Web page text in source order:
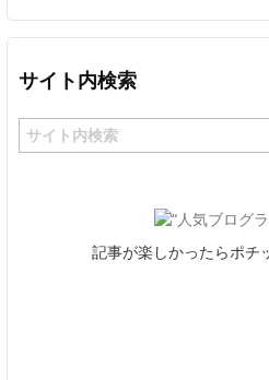
サイト内検索
記事が楽しかったらポチ